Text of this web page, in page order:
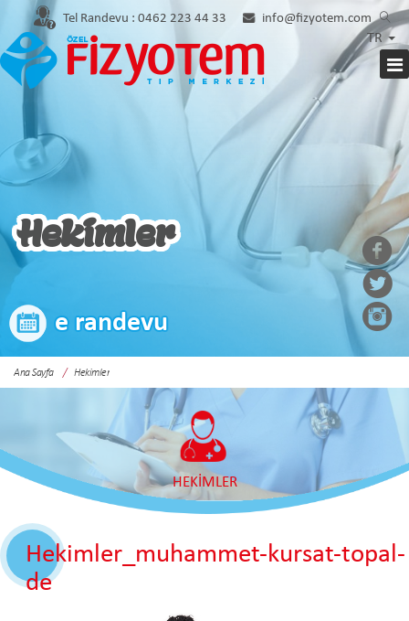
Tel Randevu : 0462 223 44 33 info@fizyotem.com
TR
Hekimler
e randevu
Ana Sayfa Hekimler
HEKİMLER
Hekimler_muhammet-kursat-topal-
de